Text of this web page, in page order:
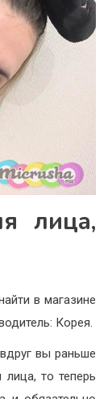
лица,
в магазине
Корея.
вы раньше
то теперь